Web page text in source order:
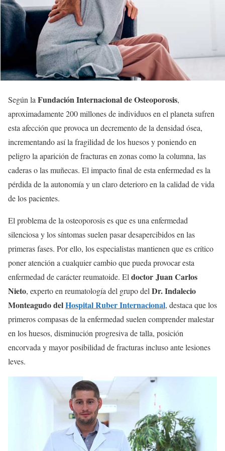
Según laFundación Internacional de Osteoporosis,
aproximadamente 200 millones de individuos en el planeta sufren
esta afección que provoca un decremento de la densidad ósea,
incrementando así la fragilidad de los huesos y poniendo en
peligro la aparición de fracturas en zonas como la columna, las
caderas o las muñecas. El impacto final de esta enfermedad es la
pérdida de la autonomía y un claro deterioro en la calidad de vida
de los pacientes.
El problema de la osteoporosis es que es una enfermedad
silenciosa y los síntomas suelen pasar desapercibidos en las
primeras fases. Por ello, los especialistas mantienen que es crítico
poner atención a cualquier cambio que pueda provocar esta
enfermedad de carácter reumatoide. Eldoctor Juan Carlos
Nieto, experto en reumatología del grupo delDr. Indalecio
Monteagudo delHospital Ruber Internacional, destaca que los
primeros compasas de la enfermedad suelen comprender malestar
en los huesos, disminución progresiva de talla, posición
encorvada y mayor posibilidad de fracturas incluso ante lesiones
leves.